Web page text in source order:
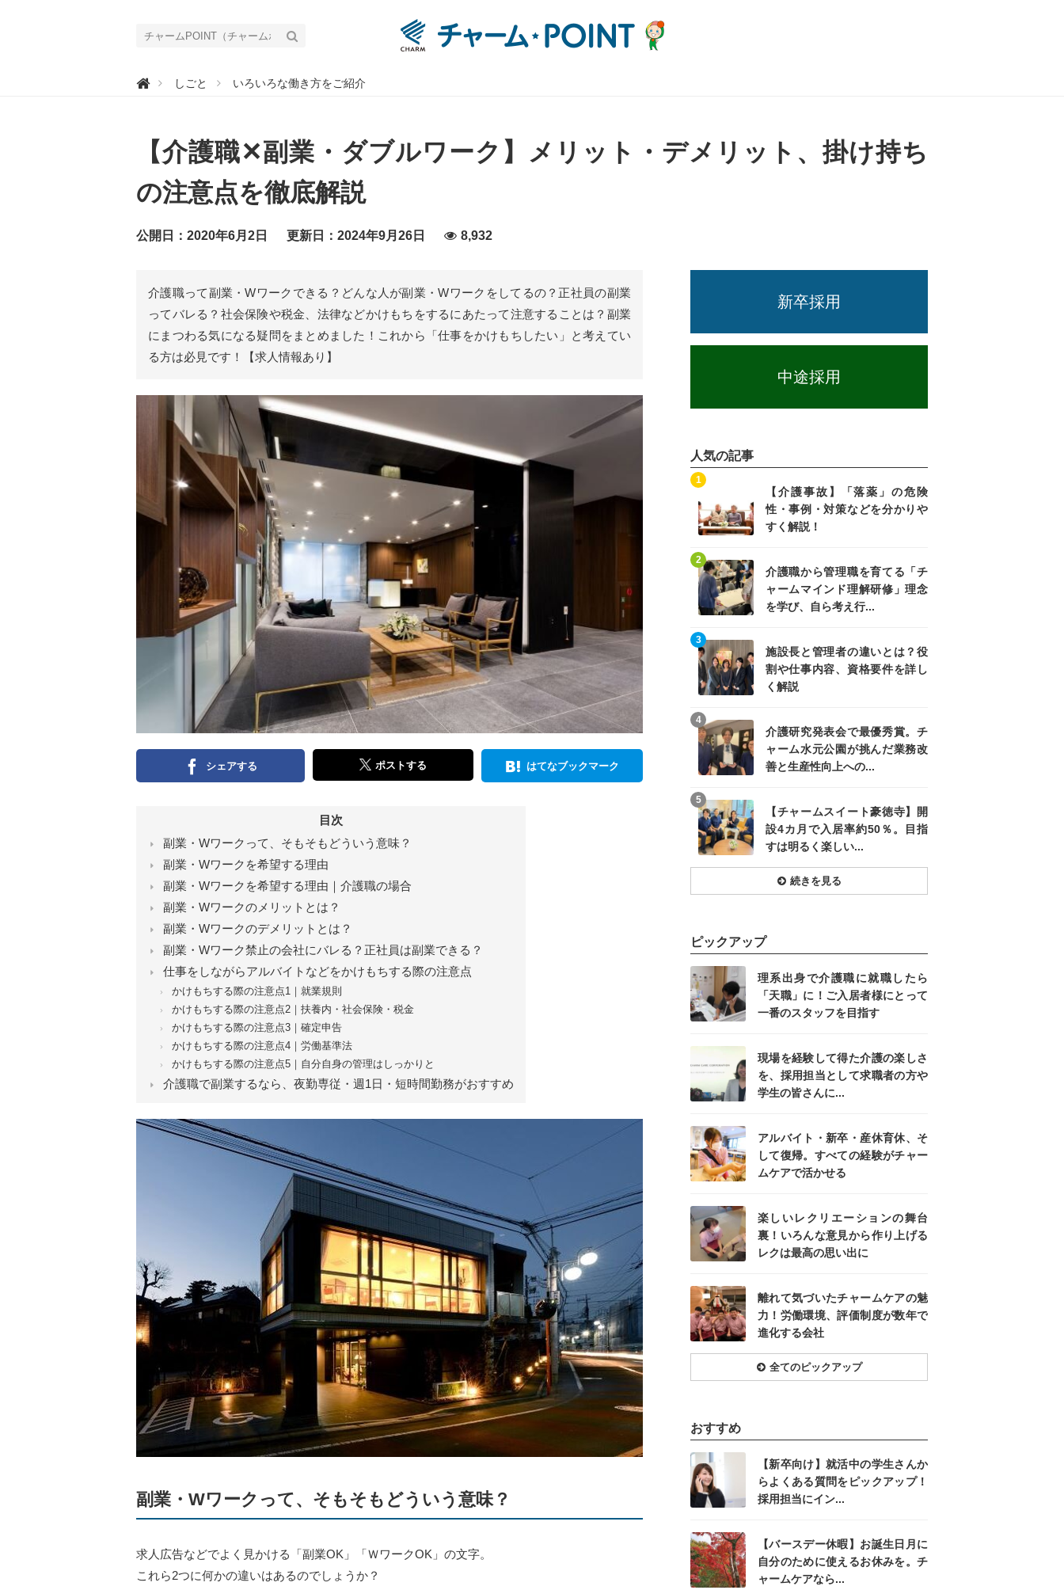
チ
O
N
（
チ
ャ
ム
ポ
｜
護
働
リ
を
しごと いろいろな働き方をご紹介
【介護職✕副業・ダブルワーク】メリット・デメリット、掛け持ち
の注意点を徹底解説
公開日：2020年6月2日 更新日：2024年9月26日 8,932
介護職って副業・Wワークできる？どんな人が副業・Wワークをしてるの？正社員の副業
ってバレる？社会保険や税金、法律などかけもちをするにあたって注意することは？副業
にまつわる気になる疑問をまとめました！これから「仕事をかけもちしたい」と考えてい
る方は必見です！【求人情報あり】
シェアする ポストする はてなブックマーク
目次
副業・Wワークって、そもそもどういう意味？
副業・Wワークを希望する理由
副業・Wワークを希望する理由｜介護職の場合
副業・Wワークのメリットとは？
副業・Wワークのデメリットとは？
副業・Wワーク禁止の会社にバレる？正社員は副業できる？
仕事をしながらアルバイトなどをかけもちする際の注意点
かけもちする際の注意点1｜就業規則
かけもちする際の注意点2｜扶養内・社会保険・税金
かけもちする際の注意点3｜確定申告
かけもちする際の注意点4｜労働基準法
かけもちする際の注意点5｜自分自身の管理はしっかりと
介護職で副業するなら、夜勤専従・週1日・短時間勤務がおすすめ
副業・Wワークって、そもそもどういう意味？
求人広告などでよく見かける「副業OK」「ＷワークOK」の文字。
これら2つに何かの違いはあるのでしょうか？
新卒採用
中途採用
人気の記事
【介護事故】「落薬」の危険
性・事例・対策などを分かりや
すく解説！
1
介護職から管理職を育てる「チ
ャームマインド理解研修」理念
を学び、自ら考え行...
2
施設長と管理者の違いとは？役
割や仕事内容、資格要件を詳し
く解説
3
記事を読む
介護研究発表会で最優秀賞。チ
ャーム水元公園が挑んだ業務改
善と生産性向上への...
4
記事を読む
【チャームスイート豪徳寺】開
設4カ月で入居率約50％。目指
すは明るく楽しい...
5
続きを見る
ピックアップ
理系出身で介護職に就職したら
「天職」に！ご入居者様にとって
一番のスタッフを目指す
現場を経験して得た介護の楽しさ
を、採用担当として求職者の方や
学生の皆さんに...
アルバイト・新卒・産休育休、そ
して復帰。すべての経験がチャー
ムケアで活かせる
記事を読む
楽しいレクリエーションの舞台
裏！いろんな意見から作り上げる
レクは最高の思い出に
記事を読む
離れて気づいたチャームケアの魅
力！労働環境、評価制度が数年で
進化する会社
記事を読む
全てのピックアップ
おすすめ
【新卒向け】就活中の学生さんか
らよくある質問をピックアップ！
採用担当にイン...
記事を読む
【バースデー休暇】お誕生日月に
自分のために使えるお休みを。チ
ャームケアなら...